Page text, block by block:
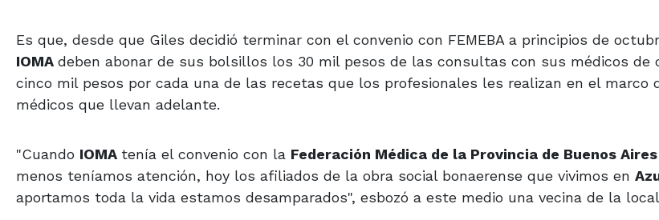
Es que, desde que Giles decidió terminar con el convenio con FEMEBA a principios de
IOMA deben abonar de sus bolsillos los 30 mil pesos de las consultas con sus médicos de
cinco mil pesos por cada una de las recetas que los profesionales les realizan en el marco
médicos que llevan adelante.
"Cuando IOMA tenía el convenio con la Federación Médica de la Provincia de Buenos Aires
menos teníamos atención, hoy los afiliados de la obra social bonaerense que vivimos en
aportamos toda la vida estamos desamparados", esbozó a este medio una vecina de la